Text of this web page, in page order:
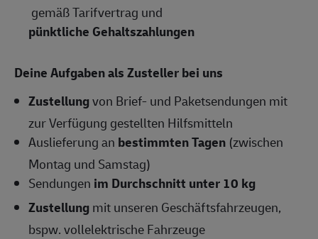
gemäß Tarifvertrag und
pünktliche Gehaltszahlungen
Deine Aufgaben als Zusteller bei uns
Zustellungvon Brief- und Paketsendungen mit
zur Verfügung gestellten Hilfsmitteln
Auslieferung an bestimmten Tagen (zwischen
Montag und Samstag)
Sendungen im Durchschnitt unter 10 kg
Zustellungmit unseren Geschäftsfahrzeugen,
bspw. vollelektrische Fahrzeuge